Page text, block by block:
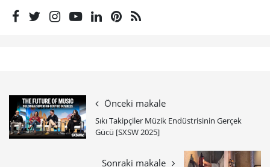
Önceki makale
Sıkı Takipçiler Müzik Endüstrisinin Gerçek
Gücü [SXSW 2025]
Sonraki makale